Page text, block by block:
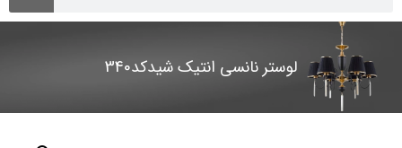
لوستر نانسی انتیک شیدکد340